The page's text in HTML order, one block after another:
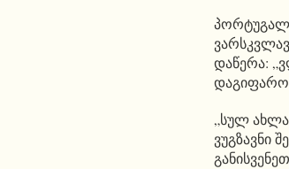
დაწერა:
„სულ
ვუგზავნი